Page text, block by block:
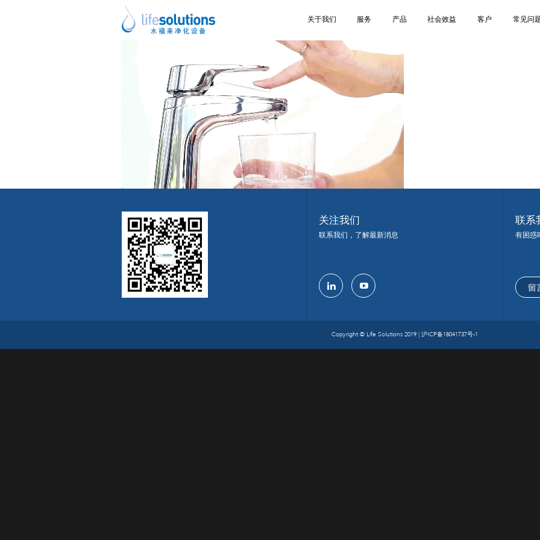
关于我们 服务 产品 社会效益 客户 常见问
4
关注我们
联系我们，了解最新消息
联系
有困惑
留
Copyright © Life Solutions 2019 | 沪ICP备18041737号-1